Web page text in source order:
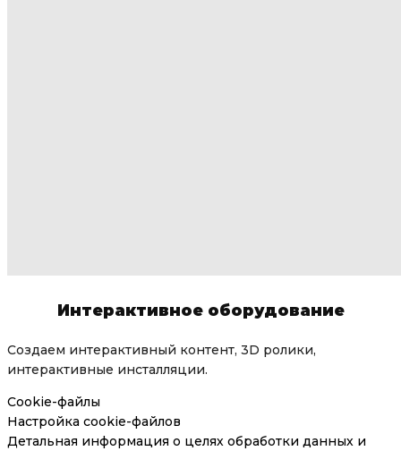
Интерактивное оборудование
Создаем интерактивный контент, 3D ролики,
интерактивные инсталляции.
Cookie-файлы
Настройка cookie-файлов
Детальная информация о целях обработки данных и